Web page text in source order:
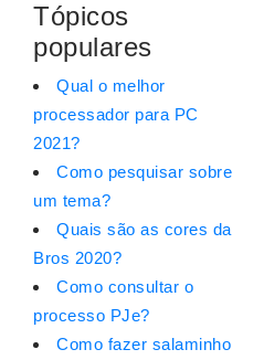
Tópicos
populares
Qual o melhor
processador para PC
2021?
Como pesquisar sobre
um tema?
Quais são as cores da
Bros 2020?
Como consultar o
processo PJe?
Como fazer salaminho